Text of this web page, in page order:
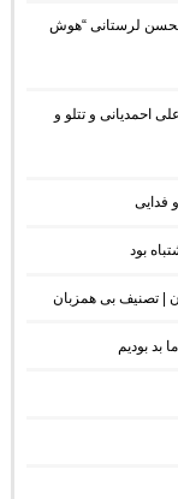
محسن لرستانی “هوش
احمدیانی و تتلو و
فدایی
بود
| تصنیف بی همزبان
بد بودیم